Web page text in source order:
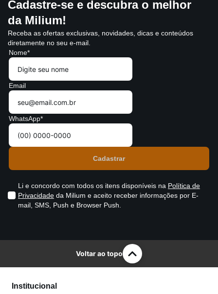
Cadastre-se e descubra o melhor
da Milium!
Receba as ofertas exclusivas, novidades, dicas e conteúdos
diretamente no seu e-mail.
Nome*
Email
WhatsApp*
Li e concordo com todos os itens disponíveis na Política de
Privacidade da Milium e aceito receber informações por E-
mail, SMS, Push e Browser Push.
Voltar ao topo
Institucional